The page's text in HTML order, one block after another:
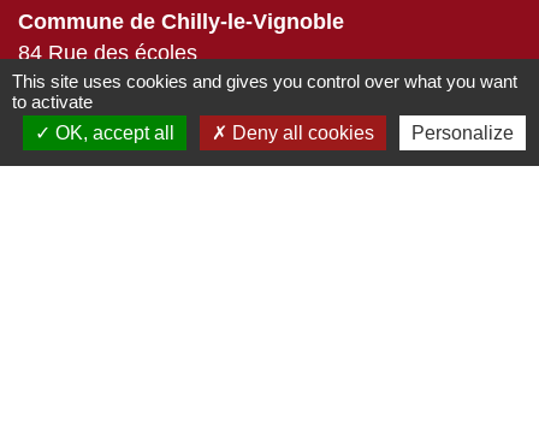
Commune de Chilly-le-Vignoble
84 Rue des écoles
39570 Chilly-le-Vignoble - FRANCE
+33 3 84 43 04 58
Contact par formulaire
This site uses cookies and gives you control over what you want
to activate
OK, accept all
Deny all cookies Personalize